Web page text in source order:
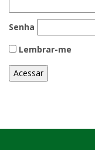
Senha
Lembrar-me